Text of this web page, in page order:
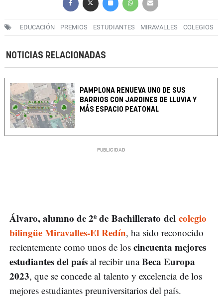
EDUCACIÓN PREMIOS ESTUDIANTES MIRAVALLES COLEGIOS
NOTICIAS RELACIONADAS
PAMPLONA RENUEVA UNO DE SUS
BARRIOS CON JARDINES DE LLUVIA Y
MÁS ESPACIO PEATONAL
Álvaro, alumno de 2º de Bachillerato del colegio
bilingüe Miravalles-El Redín, ha sido reconocido
recientemente como unos de los cincuenta mejores
estudiantes del país al recibir unaBeca Europa
2023, que se concede al talento y excelencia de los
mejores estudiantes preuniversitarios del país.